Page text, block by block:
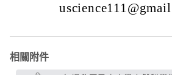
相關附件